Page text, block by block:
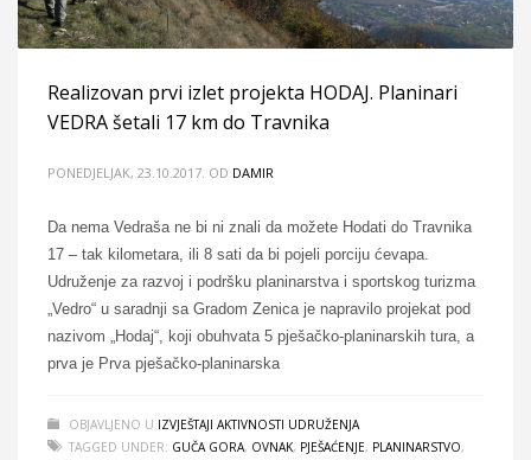
Realizovan prvi izlet projekta HODAJ. Planinari
VEDRA šetali 17 km do Travnika
PONEDJELJAK, 23.10.2017. OD DAMIR
Da nema Vedraša ne bi ni znali da možete Hodati do Travnika
17 – tak kilometara, ili 8 sati da bi pojeli porciju ćevapa.
Udruženje za razvoj i podršku planinarstva i sportskog turizma
„Vedro“ u saradnji sa Gradom Zenica je napravilo projekat pod
nazivom „Hodaj“, koji obuhvata 5 pješačko-planinarskih tura, a
prva je Prva pješačko-planinarska
OBJAVLJENO U IZVJEŠTAJI AKTIVNOSTI UDRUŽENJA
TAGGED UNDER: GUČA GORA, OVNAK, PJEŠAĆENJE, PLANINARSTVO,